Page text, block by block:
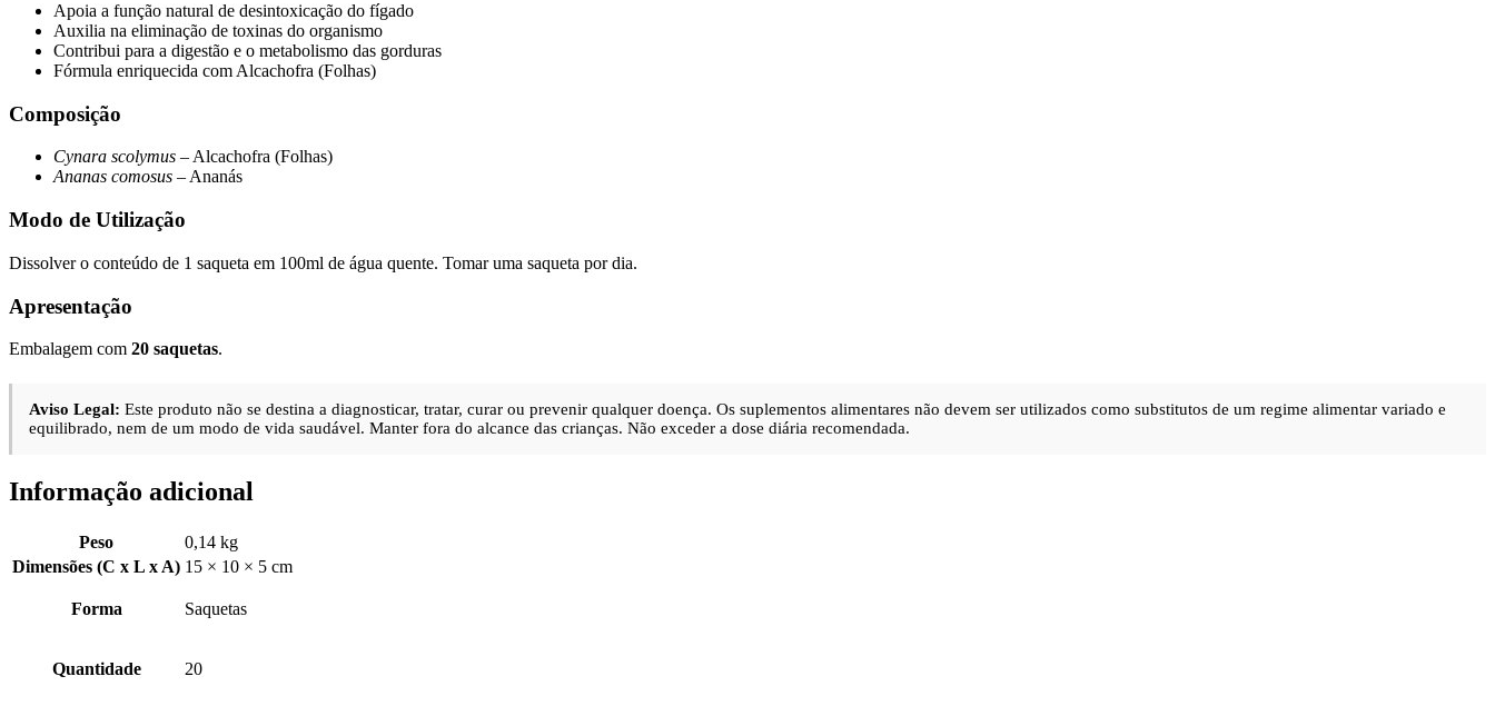
Apoia a função natural de desintoxicação do fígado
Auxilia na eliminação de toxinas do organismo
Contribui para a digestão e o metabolismo das gorduras
Fórmula enriquecida com Alcachofra (Folhas)
Composição
Cynara scolymus – Alcachofra (Folhas)
Ananas comosus – Ananás
Modo de Utilização
Dissolver o conteúdo de 1 saqueta em 100ml de água quente. Tomar uma saqueta por dia.
Apresentação
Embalagem com 20 saquetas.
Aviso Legal: Este produto não se destina a diagnosticar, tratar, curar ou prevenir qualquer doença. Os suplementos alimentares não devem ser utilizados como substitutos de um regime alimentar variado e
equilibrado, nem de um modo de vida saudável. Manter fora do alcance das crianças. Não exceder a dose diária recomendada.
Informação adicional
Peso
0,14 kg
Dimensões (C x L x A) 15 × 10 × 5 cm
Forma Saquetas
Quantidade 20